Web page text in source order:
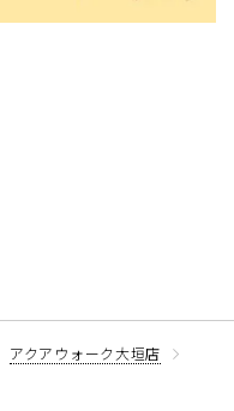
アクアウォーク大垣店